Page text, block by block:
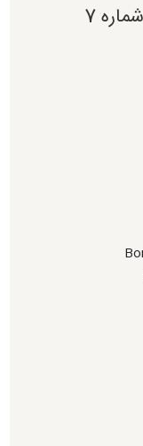
ویژگی های روغن ترمیم کننده شماره 7